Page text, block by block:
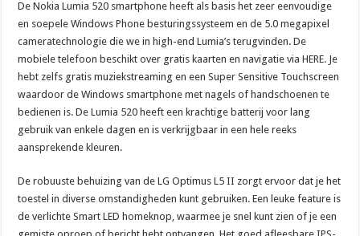
De Nokia Lumia 520 smartphone heeft als basis het zeer eenvoudige
en soepele Windows Phone besturingssysteem en de 5.0 megapixel
cameratechnologie die we in high-end Lumia’s terugvinden. De
mobiele telefoon beschikt over gratis kaarten en navigatie via HERE. Je
hebt zelfs gratis muziekstreaming en een Super Sensitive Touchscreen
waardoor de Windows smartphone met nagels of handschoenen te
bedienen is. De Lumia 520 heeft een krachtige batterij voor lang
gebruik van enkele dagen en is verkrijgbaar in een hele reeks
aansprekende kleuren.
De robuuste behuizing van de LG Optimus L5 II zorgt ervoor dat je het
toestel in diverse omstandigheden kunt gebruiken. Een leuke feature is
de verlichte Smart LED homeknop, waarmee je snel kunt zien of je een